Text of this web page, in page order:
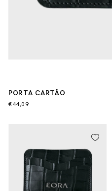
PORTA CARTÃO
€44,09